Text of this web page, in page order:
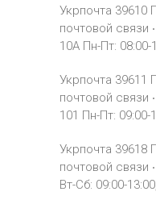
Укрпочта 39610
почтовой связи ‧
10А Пн-Пт: 08:00-
Укрпочта 39611
почтовой связи ‧
101 Пн-Пт: 09:00-
Укрпочта 39618
почтовой связи ‧
Вт-Сб: 09:00-